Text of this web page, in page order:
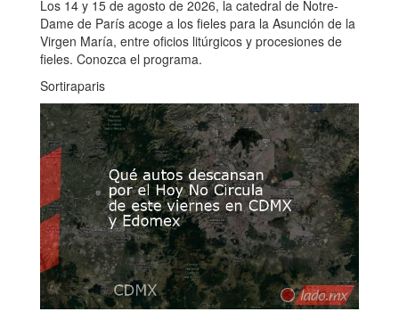
Los 14 y 15 de agosto de 2026, la catedral de Notre-
Dame de París acoge a los fieles para la Asunción de la
Virgen María, entre oficios litúrgicos y procesiones de
fieles. Conozca el programa.
Sortiraparis